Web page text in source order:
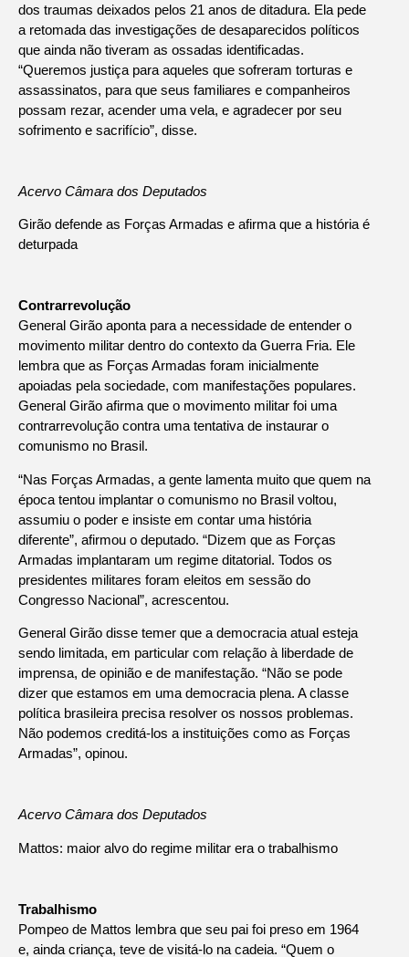
dos traumas deixados pelos 21 anos de ditadura. Ela pede
a retomada das investigações de desaparecidos políticos
que ainda não tiveram as ossadas identificadas.
“Queremos justiça para aqueles que sofreram torturas e
assassinatos, para que seus familiares e companheiros
possam rezar, acender uma vela, e agradecer por seu
sofrimento e sacrifício”, disse.
Acervo Câmara dos Deputados
Girão defende as Forças Armadas e afirma que a história é
deturpada
Contrarrevolução
General Girão aponta para a necessidade de entender o
movimento militar dentro do contexto da Guerra Fria. Ele
lembra que as Forças Armadas foram inicialmente
apoiadas pela sociedade, com manifestações populares.
General Girão afirma que o movimento militar foi uma
contrarrevolução contra uma tentativa de instaurar o
comunismo no Brasil.
“Nas Forças Armadas, a gente lamenta muito que quem na
época tentou implantar o comunismo no Brasil voltou,
assumiu o poder e insiste em contar uma história
diferente”, afirmou o deputado. “Dizem que as Forças
Armadas implantaram um regime ditatorial. Todos os
presidentes militares foram eleitos em sessão do
Congresso Nacional”, acrescentou.
General Girão disse temer que a democracia atual esteja
sendo limitada, em particular com relação à liberdade de
imprensa, de opinião e de manifestação. “Não se pode
dizer que estamos em uma democracia plena. A classe
política brasileira precisa resolver os nossos problemas.
Não podemos creditá-los a instituições como as Forças
Armadas”, opinou.
Acervo Câmara dos Deputados
Mattos: maior alvo do regime militar era o trabalhismo
Trabalhismo
Pompeo de Mattos lembra que seu pai foi preso em 1964
e, ainda criança, teve de visitá-lo na cadeia. “Quem o